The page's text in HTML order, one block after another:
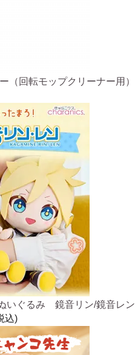
（回転モップクリーナー用）
いぐるみ 鏡音リン/鏡音レン
込)